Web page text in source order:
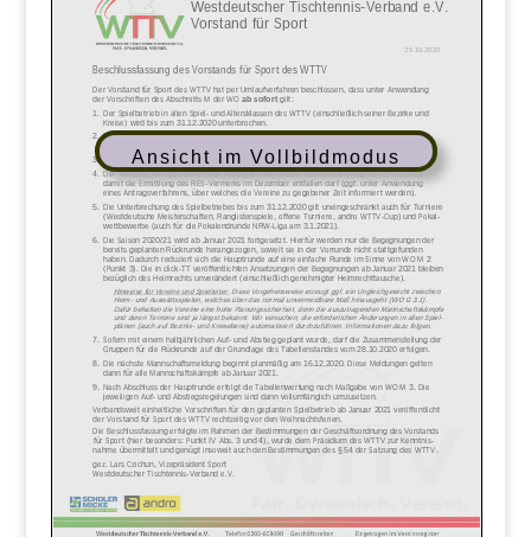
Ansicht im Vollbildmodus